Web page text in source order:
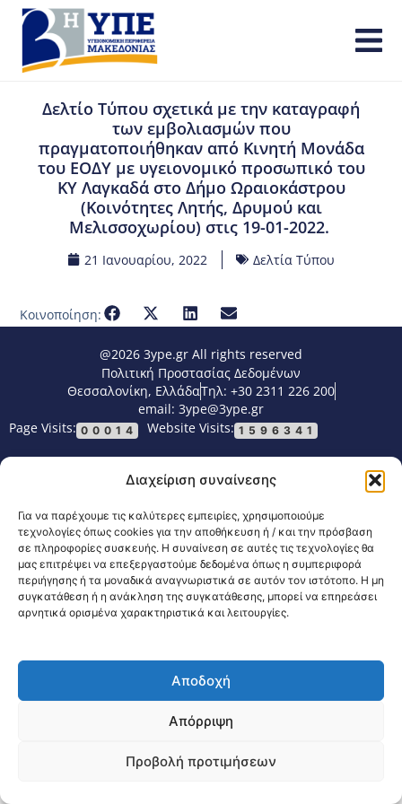
Διαχείριση συναίνεσης
Για να παρέχουμε τις καλύτερες εμπειρίες, χρησιμοποιούμε
τεχνολογίες όπως cookies για την αποθήκευση ή / και την πρόσβαση
σε πληροφορίες συσκευής. Η συναίνεση σε αυτές τις τεχνολογίες θα
μας επιτρέψει να επεξεργαστούμε δεδομένα όπως η συμπεριφορά
περιήγησης ή τα μοναδικά αναγνωριστικά σε αυτόν τον ιστότοπο. Η μη
συγκατάθεση ή η ανάκληση της συγκατάθεσης, μπορεί να επηρεάσει
αρνητικά ορισμένα χαρακτηριστικά και λειτουργίες.
Αποδοχή
Απόρριψη
Προβολή προτιμήσεων
Δελτίο Τύπου σχετικά με την καταγραφή
των εμβολιασμών που
πραγματοποιήθηκαν από Κινητή Μονάδα
του ΕΟΔΥ με υγειονομικό προσωπικό του
ΚΥ Λαγκαδά στο Δήμο Ωραιοκάστρου
(Κοινότητες Λητής, Δρυμού και
Μελισσοχωρίου) στις 19-01-2022.
21 Ιανουαρίου, 2022 Δελτία Τύπου
Κοινοποίηση:
@2026 3ype.gr All rights reserved
Πολιτική Προστασίας Δεδομένων
Θεσσαλονίκη, ΕλλάδαΤηλ: +30 2311 226 200
email: 3ype@3ype.gr
Page Visits: 00014 Website Visits: 1596341